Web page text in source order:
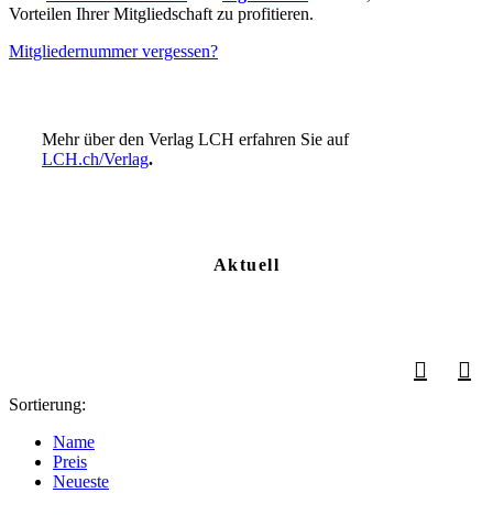
Vorteilen Ihrer Mitgliedschaft zu profitieren.
Mitgliedernummer vergessen?
Mehr über den Verlag LCH erfahren Sie auf
LCH.ch/Verlag.
Aktuell
Sortierung:
Name
Preis
Neueste